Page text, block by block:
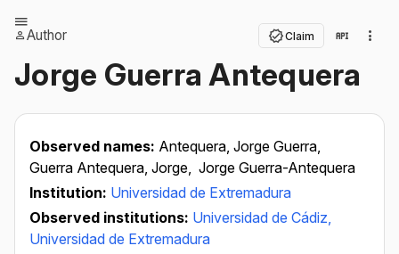
Author Claim
Jorge Guerra Antequera
Observed names: Antequera, Jorge Guerra,
Guerra Antequera, Jorge, Jorge Guerra-Antequera
Institution: Universidad de Extremadura
Observed institutions: Universidad de Cádiz,
Universidad de Extremadura